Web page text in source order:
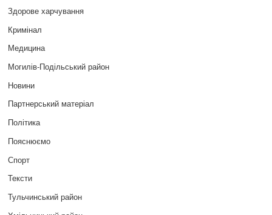
Здорове харчування
Кримінал
Медицина
Могилів-Подільський район
Новини
Партнерський матеріал
Політика
Пояснюємо
Спорт
Тексти
Тульчинський район